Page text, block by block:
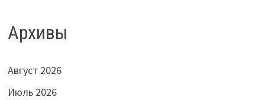
Архивы
Август 2026
Июль 2026